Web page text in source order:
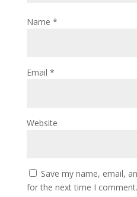
Name *
Email *
Website
Save my name, email,
for the next time I comment.